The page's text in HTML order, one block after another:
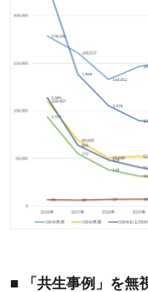
■ 「共生事例」を無